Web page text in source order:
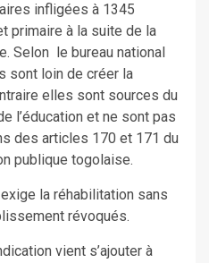
infligées à 1345
primaire à la suite de la
Selon le bureau national
sont loin de créer la
elles sont sources du
l’éducation et ne sont pas
des articles 170 et 171 du
publique togolaise.
la réhabilitation sans
révoqués.
vient s’ajouter à